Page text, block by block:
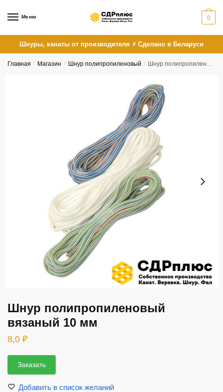
Меню 0
Шнуры, канаты от производителя ⚡ Сделано в Беларуси
Главная / Магазин / Шнур полипропиленовый / Шнур полипропиленовый вязаный 10 мм
Шнур полипропиленовый
вязаный 10 мм
8,0 ₽
Заказать
Добавить в список желаний